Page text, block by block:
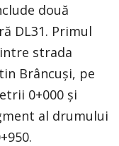
două
DL31. Primul
strada
Brâncuși, pe
0+000 și
al drumului